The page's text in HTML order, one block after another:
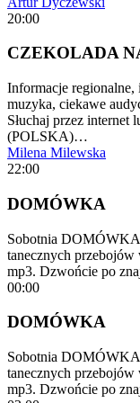
20:00
CZEKOLADA
Informacje regionalne,
muzyka, ciekawe
Słuchaj przez
(POLSKA)…
Milena Milewska
22:00
DOMÓWKA
Sobotnia
tanecznych przebojów
mp3. Dzwońcie po
00:00
DOMÓWKA
Sobotnia
tanecznych przebojów
mp3. Dzwońcie po